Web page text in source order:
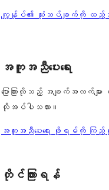
ကျွန်ုပ်၏ သုံးသပ်ချက်ကို ထည့်
အကူအညီပေးရေး
ပြောကြားလိုသည့် အချက်အလက်မျ
လိုအပ်ပါသလား။
အကူအညီပေးရေး ဖိုရမ်ကို ကြ
တိုင်ကြားရန်